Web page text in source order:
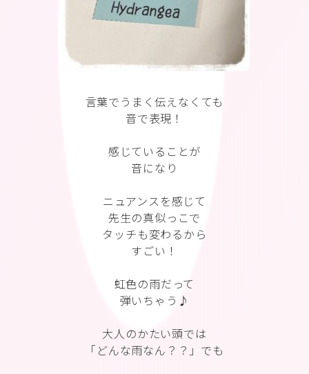
言葉でうまく伝えなくても
音で表現！
感じていることが
音になり
ニュアンスを感じて
先生の真似っこで
タッチも変わるから
すごい！
虹色の雨だって
弾いちゃう♪
大人のかたい頭では
「どんな雨なん？？」でも